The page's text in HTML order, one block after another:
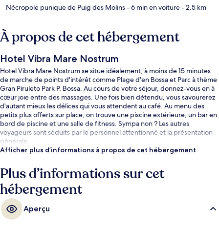
Nécropole punique de Puig des Molins- 6 min en voiture- 2.5 km
À propos de cet hébergement
Hotel Vibra Mare Nostrum
Hotel Vibra Mare Nostrum se situe idéalement, à moins de 15 minutes
de marche de points d'intérêt comme Plage d'en Bossa et Parc à thème
Gran Piruleto Park P. Bossa. Au cours de votre séjour, donnez-vous en à
cœur joie entre des massages. Une fois bien détendu, vous savourerez
d'autant mieux les délices qui vous attendent au café. Au menu des
petits plus offerts sur place, on trouve une piscine extérieure, un bar en
bord de piscine et une salle de fitness. Sympa non ? Les autres
voyageurs sont séduits par le personnel attentionné et la présentation
générale.
Afficher plus d’informations à propos de cet hébergement
Plus d’informations sur cet
hébergement
Aperçu